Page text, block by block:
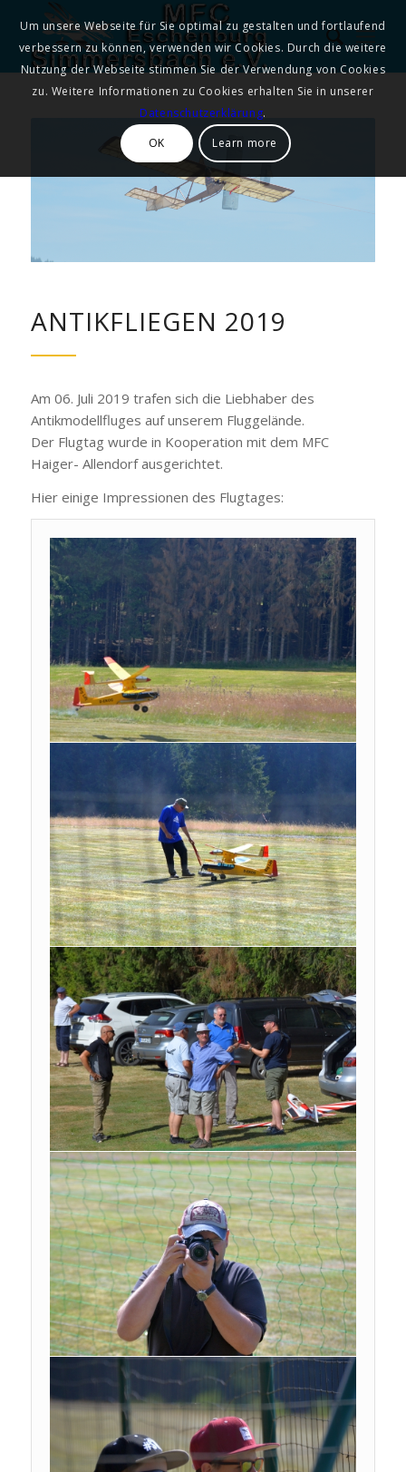
ANTIKFLIEGEN 2019
Am 06. Juli 2019 trafen sich die Liebhaber des
Antikmodellfluges auf unserem Fluggelände.
Der Flugtag wurde in Kooperation mit dem MFC
Haiger- Allendorf ausgerichtet.
Hier einige Impressionen des Flugtages:
Um unsere Webseite für Sie optimal zu gestalten und fortlaufend
verbessern zu können, verwenden wir Cookies. Durch die weitere
Nutzung der Webseite stimmen Sie der Verwendung von Cookies
zu. Weitere Informationen zu Cookies erhalten Sie in unserer
Datenschutzerklärung.
OK
Learn more